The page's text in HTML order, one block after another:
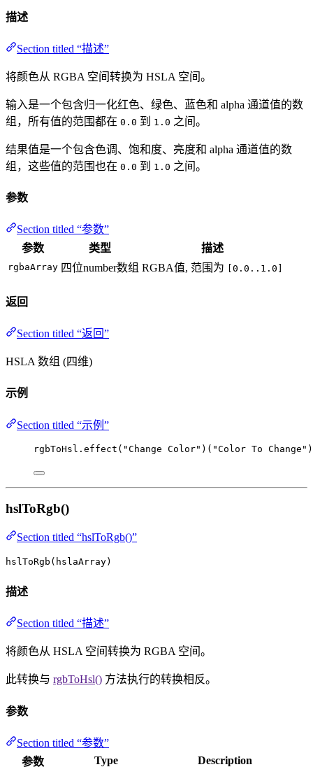
描述
Section titled “描述”
将颜色从 RGBA 空间转换为 HSLA 空间。
输入是一个包含归一化红色、绿色、蓝色和 alpha 通道值的数
组，所有值的范围都在 0.0 到 1.0 之间。
结果值是一个包含色调、饱和度、亮度和 alpha 通道值的数
组，这些值的范围也在 0.0 到 1.0 之间。
参数
Section titled “参数”
参数
类型 描述
rgbaArray 四位number数组 RGBA值, 范围为 [0.0..1.0]
返回
Section titled “返回”
HSLA 数组 (四维)
示例
Section titled “示例”
rgbToHsl . effect ( "Change Color" )( "Color To Change " )
hslToRgb()
Section titled “hslToRgb()”
hslToRgb(hslaArray)
描述
Section titled “描述”
将颜色从 HSLA 空间转换为 RGBA 空间。
此转换与 rgbToHsl() 方法执行的转换相反。
参数
Section titled “参数”
参数
Type Description